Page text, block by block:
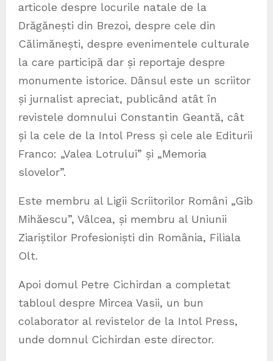
articole despre locurile natale de la
Drăgănești din Brezoi, despre cele din
Călimănești, despre evenimentele culturale
la care participă dar și reportaje despre
monumente istorice. Dânsul este un scriitor
și jurnalist apreciat, publicând atât în
revistele domnului Constantin Geantă, cât
și la cele de la Intol Press și cele ale Editurii
Franco: „Valea Lotrului” și „Memoria
slovelor”.
Este membru al Ligii Scriitorilor Români „Gib
Mihăescu”, Vâlcea, și membru al Uniunii
Ziariștilor Profesioniști din România, Filiala
Olt.
Apoi domul Petre Cichirdan a completat
tabloul despre Mircea Vasii, un bun
colaborator al revistelor de la Intol Press,
unde domnul Cichirdan este director.